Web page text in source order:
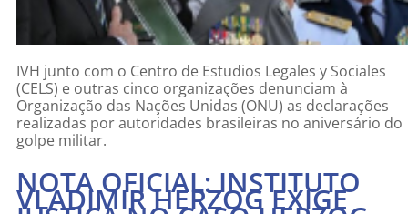
IVH junto com o Centro de Estudios Legales y Sociales
(CELS) e outras cinco organizações denunciam à
Organização das Nações Unidas (ONU) as declarações
realizadas por autoridades brasileiras no aniversário do
golpe militar.
NOTA OFICIAL: INSTITUTO
VLADIMIR HERZOG EXIGE